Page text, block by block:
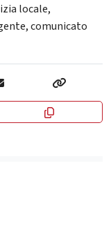
locale,
,comunicato